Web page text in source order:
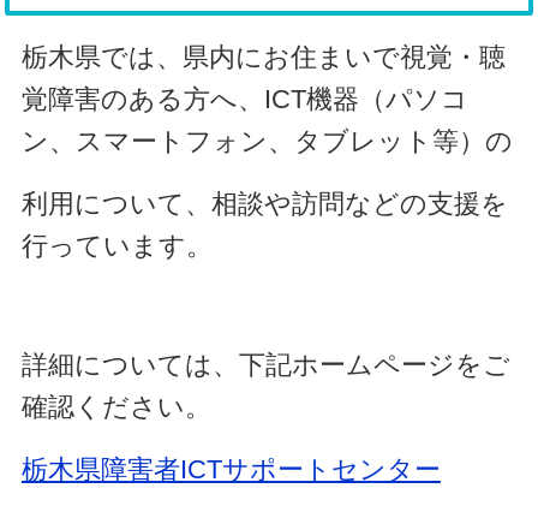
栃木県では、県内にお住まいで視覚・聴
覚障害のある方へ、 ICT機器（パソコ
ン、スマートフォン、タブレット等）の
利用について、相談や訪問などの支援を
行っています。
詳細については、下記ホームページをご
確認ください。
栃木県障害者ICTサポートセンター